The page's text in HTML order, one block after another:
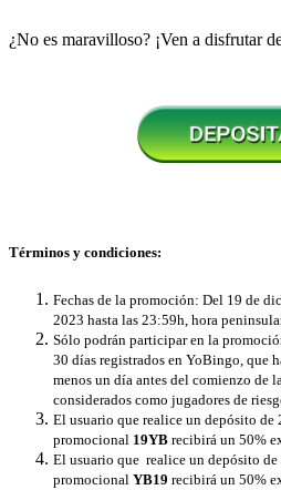
¿No es maravilloso? ¡Ven a disfrutar
Términos y condiciones:
Fechas de la promoción: Del 19 de
2023 hasta las 23:59h, hora
Sólo podrán participar en la
30 días registrados en YoBingo, que
menos un día antes del comienzo de
considerados como jugadores de
El usuario que realice un depósito de
promocional 19YB recibirá un 50%
El usuario que realice un depósito
promocional YB19 recibirá un 50%